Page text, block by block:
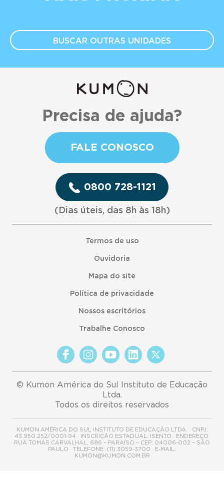
BUSCAR OUTRAS UNIDADES
Precisa de ajuda?
FALE CONOSCO
0800 728-1121
(Dias úteis, das 8h às 18h)
Termos de uso
Ouvidoria
Mapa do site
Política de privacidade
Nossos escritórios
Trabalhe Conosco
© Kumon América do Sul Instituto de Educação
Ltda.
Todos os direitos reservados
KUMON AMÉRICA DO SUL INSTITUTO DE EDUCAÇÃO LTDA. · CNPJ:
43.950.252/0001-94 · INSCRIÇÃO ESTADUAL: ISENTO · ENDEREÇO:
RUA TOMÁS CARVALHAL, 686 – PARAÍSO – CEP: 04006-002 – SÃO
PAULO · TELEFONE: (11) 3059-3700 · E-MAIL:
KUMON@KUMON.COM.BR